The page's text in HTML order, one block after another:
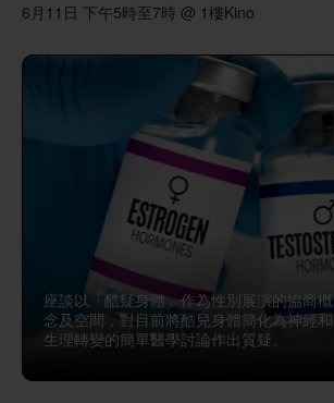
6月11日 下午5時至7時 @ 1樓Kino
座談以「酷疑身體」作為性別展演的協商概
念及空間，對目前將酷兒身體簡化為神經和
生理轉變的簡單醫學討論作出質疑。